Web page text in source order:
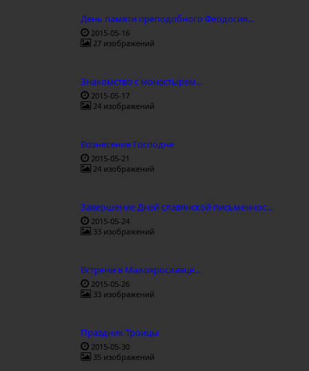
День памяти преподобного Феодосия...
2015-05-16
27 изображений
Знакомство с монастырем...
2015-05-17
24 изображений
Вознесение Господне
2015-05-21
24 изображений
Завершение Дней славянской письменнос...
2015-05-24
33 изображений
Встречи в Малоярославце...
2015-05-26
33 изображений
Праздник Троицы
2015-05-30
35 изображений